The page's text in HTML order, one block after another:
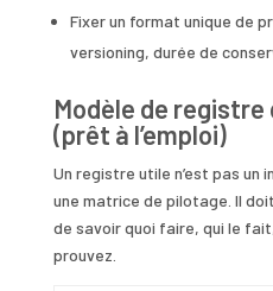
Fixer un format unique de
versioning, durée de
Modèle de
(prêt à l’emploi)
Un registre utile n’est pas un
une matrice de pilotage. Il
de savoir quoi faire, qui le
prouvez.